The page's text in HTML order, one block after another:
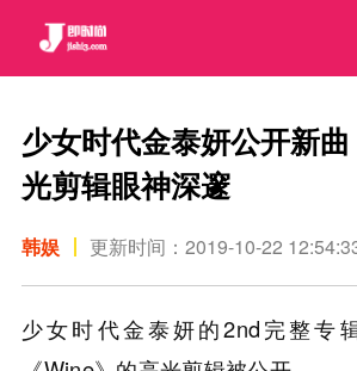
少女时代金泰妍公开新
光剪辑眼神深邃
韩娱 更新时间：2019-10-22
少女时代金泰妍的2nd完整专